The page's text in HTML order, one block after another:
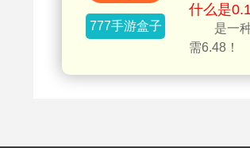
777手游盒子
什么是
是一
需6.48！